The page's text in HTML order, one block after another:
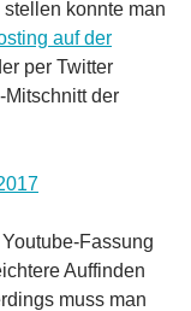
konnte man
auf der
per Twitter
Mitschnitt der
Fassung
Auffinden
muss man